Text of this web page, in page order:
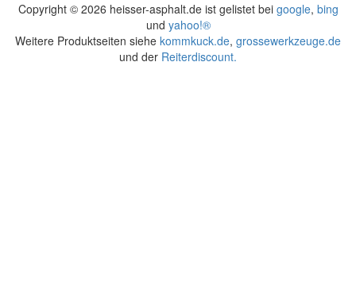
Copyright © 2026 heisser-asphalt.de ist gelistet bei google, bing
und yahoo!®
Weitere Produktseiten siehe kommkuck.de, grossewerkzeuge.de
und der Reiterdiscount.